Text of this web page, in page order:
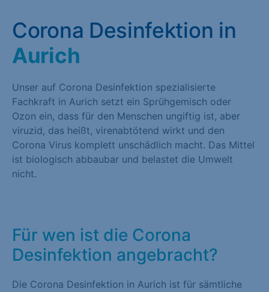
Corona Desinfektion in
Aurich
Unser auf Corona Desinfektion spezialisierte
Fachkraft in Aurich setzt ein Sprühgemisch oder
Ozon ein, dass für den Menschen ungiftig ist, aber
viruzid, das heißt, virenabtötend wirkt und den
Corona Virus komplett unschädlich macht. Das Mittel
ist biologisch abbaubar und belastet die Umwelt
nicht.
Für wen ist die Corona
Desinfektion angebracht?
Die Corona Desinfektion in Aurich ist für sämtliche